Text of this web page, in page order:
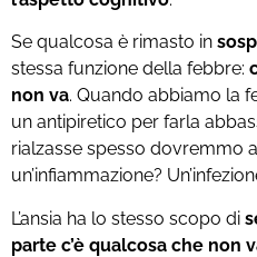
Se qualcosa è rimasto in
stessa funzione della febbre:
non va. Quando abbiamo la
un antipiretico per farla
rialzasse spesso dovremmo
un’infiammazione?
L’ansia ha lo stesso scopo di
parte c’è qualcosa che non